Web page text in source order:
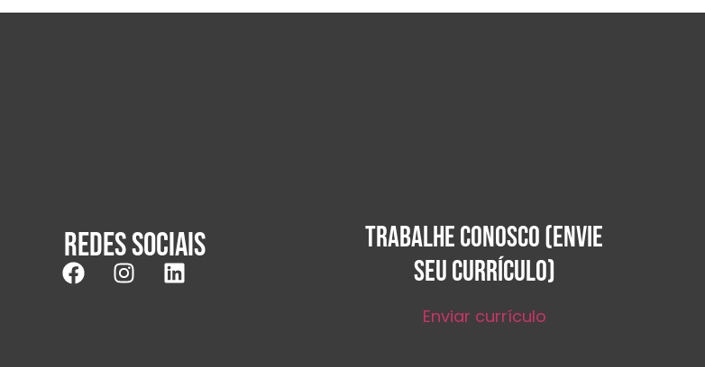
Redes sociais
TRABALHE CONOSCO (ENVIE
SEU CURRÍCULO)
Enviar currículo